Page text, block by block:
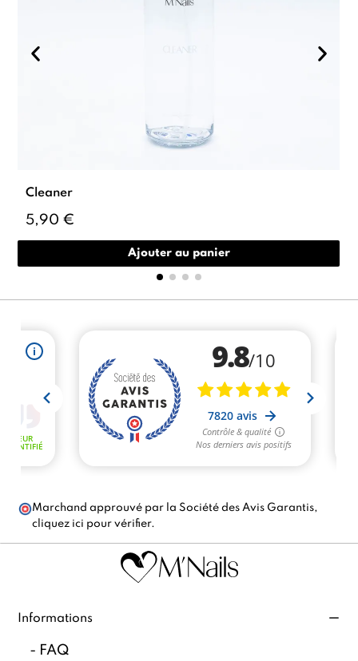
Cleaner
5,90 €
Ajouter au panier
Marchand approuvé par la Société des Avis Garantis,
cliquez ici pour vérifier.
Informations
- FAQ